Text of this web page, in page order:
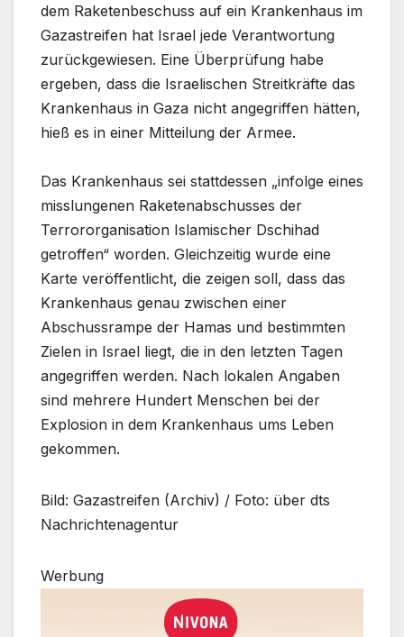
dem Raketenbeschuss auf ein Krankenhaus im
Gazastreifen hat Israel jede Verantwortung
zurückgewiesen. Eine Überprüfung habe
ergeben, dass die Israelischen Streitkräfte das
Krankenhaus in Gaza nicht angegriffen hätten,
hieß es in einer Mitteilung der Armee.
Das Krankenhaus sei stattdessen „infolge eines
misslungenen Raketenabschusses der
Terrororganisation Islamischer Dschihad
getroffen“ worden. Gleichzeitig wurde eine
Karte veröffentlicht, die zeigen soll, dass das
Krankenhaus genau zwischen einer
Abschussrampe der Hamas und bestimmten
Zielen in Israel liegt, die in den letzten Tagen
angegriffen werden. Nach lokalen Angaben
sind mehrere Hundert Menschen bei der
Explosion in dem Krankenhaus ums Leben
gekommen.
Bild: Gazastreifen (Archiv) / Foto: über dts
Nachrichtenagentur
Werbung